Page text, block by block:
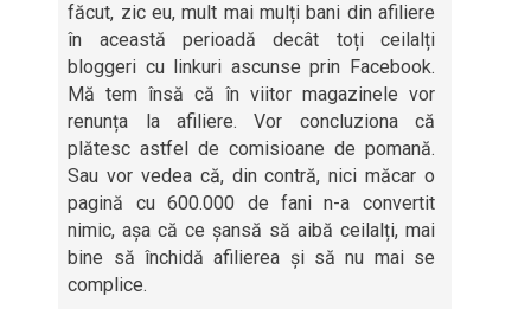
făcut, zic eu, mult mai mulți bani din afiliere
în această perioadă decât toți ceilalți
bloggeri cu linkuri ascunse prin Facebook.
Mă tem însă că în viitor magazinele vor
renunța la afiliere. Vor concluziona că
plătesc astfel de comisioane de pomană.
Sau vor vedea că, din contră, nici măcar o
pagină cu 600.000 de fani n-a convertit
nimic, așa că ce șansă să aibă ceilalți, mai
bine să închidă afilierea și să nu mai se
complice.